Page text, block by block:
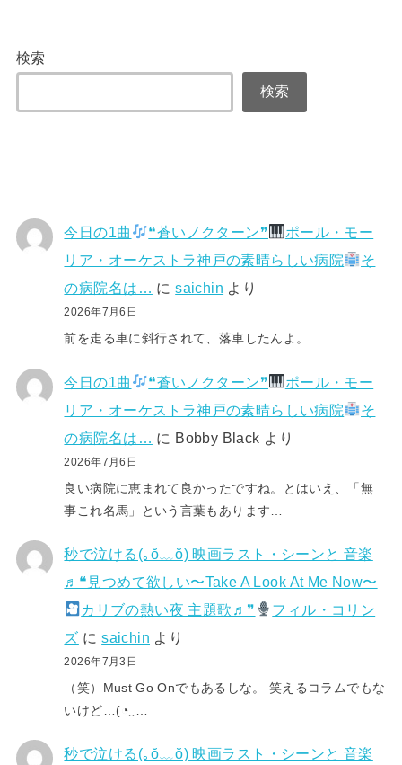
検索
検索
今日の1曲 ❝蒼いノクターン❞
ポール・モー
リア・オーケストラ神戸の素晴らしい病院
そ
の病院名は… にsaichin より
2026年7月6日
前を走る車に斜行されて、落車したんよ。
今日の1曲 ❝蒼いノクターン❞
ポール・モー
リア・オーケストラ神戸の素晴らしい病院
そ
の病院名は…
に Bobby Black より
2026年7月6日
良い病院に恵まれて良かったですね。とはいえ、「無
事これ名馬」という言葉もあります…
秒で泣ける(⁠｡⁠ŏ⁠﹏⁠ŏ⁠) 映画ラスト・シーンと 音楽
♬❝見つめて欲しい〜Take A Look At Me Now〜
カリブの熱い夜 主題歌♬❞
フィル・コリン
ズ にsaichin より
2026年7月3日
（笑）Must Go Onでもあるしな。 笑えるコラムでもな
いけど…(⁠◔⁠‿⁠…
秒で泣ける(⁠｡⁠ŏ⁠﹏⁠ŏ⁠) 映画ラスト・シーンと 音楽